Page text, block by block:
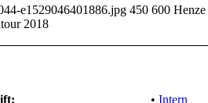
e1529046401886.jpg 450 600 Henze
2018
•Intern